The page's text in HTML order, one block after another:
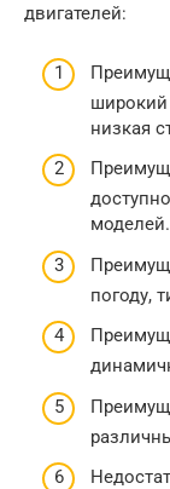
двигателей:
широкий
низкая
моделей.
погоду,